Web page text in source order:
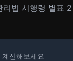
리법 시행령 별표
산해보세요